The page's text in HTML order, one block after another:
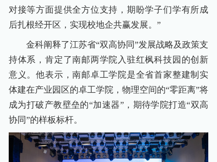
对接等方面提供全方位支持，期盼学子们学有所成
后扎根经开区，实现校地企共赢发展。”
金科阐释了江苏省“双高协同”发展战略及政策支
持体系，肯定了南邮两学院入驻红枫科技园的创新
意义。他表示，南邮卓工学院是全省首家整建制实
体建在产业园区的卓工学院，物理空间的“零距离”将
成为打破产教壁垒的“加速器”，期待学院打造“双高
协同”的样板标杆。